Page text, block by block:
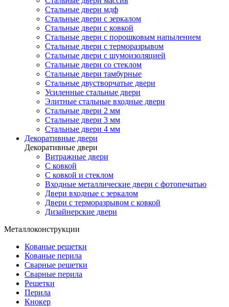
Стальные двери мдф
Стальные двери с зеркалом
Стальные двери с ковкой
Стальные двери с порошковым напылением
Стальные двери с терморазрывом
Стальные двери с шумоизоляцией
Стальные двери со стеклом
Стальные двери тамбурные
Стальные двустворчатые двери
Усиленные стальные двери
Элитные стальные входные двери
Стальные двери 2 мм
Стальные двери 3 мм
Стальные двери 4 мм
Декоративные двери
Декоративные двери
Витражные двери
С ковкой
С ковкой и стеклом
Входные металлические двери с фотопечатью
Двери входные с зеркалом
Двери с терморазрывом с ковкой
Дизайнерские двери
Металлоконструкции
Кованые решетки
Кованые перила
Сварные решетки
Сварные перила
Решетки
Перила
Кнокер